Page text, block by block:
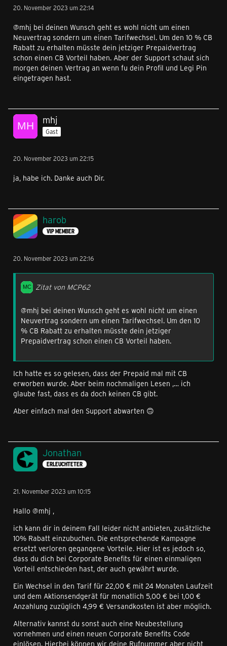
20. November 2023 um 22:14
@mhj bei deinen Wunsch geht es wohl nicht um einen
Neuvertrag sondern um einen Tarifwechsel. Um den 10 % CB
Rabatt zu erhalten müsste dein jetziger Prepaidvertrag
schon einen CB Vorteil haben. Aber der Support schaut sich
morgen deinen Vertrag an wenn fu dein Profil und Legi Pin
eingetragen hast.
mhj
Gast
20. November 2023 um 22:15
ja, habe ich. Danke auch Dir.
harob
VIP MEMBER
20. November 2023 um 22:16
Zitat von MCP62
@mhj bei deinen Wunsch geht es wohl nicht um einen
Neuvertrag sondern um einen Tarifwechsel. Um den 10
% CB Rabatt zu erhalten müsste dein jetziger
Prepaidvertrag schon einen CB Vorteil haben.
Ich hatte es so gelesen, dass der Prepaid mal mit CB
erworben wurde. Aber beim nochmaligen Lesen ,… ich
glaube fast, dass es da doch keinen CB gibt.
Aber einfach mal den Support abwarten 🙃
Jonathan
ERLEUCHTETER
21. November 2023 um 10:15
Hallo @mhj ,
ich kann dir in deinem Fall leider nicht anbieten, zusätzliche
10% Rabatt einzubuchen. Die entsprechende Kampagne
ersetzt verloren gegangene Vorteile. Hier ist es jedoch so,
dass du dich bei Corporate Benefits für einen einmaligen
Vorteil entschieden hast, der auch gewährt wurde.
Ein Wechsel in den Tarif für 22,00 € mit 24 Monaten Laufzeit
und dem Aktionsendgerät für monatlich 5,00 € bei 1,00 €
Anzahlung zuzüglich 4,99 € Versandkosten ist aber möglich.
Alternativ kannst du sonst auch eine Neubestellung
vornehmen und einen neuen Corporate Benefits Code
einlösen. Hierbei können wir deine Rufnummer aber nicht